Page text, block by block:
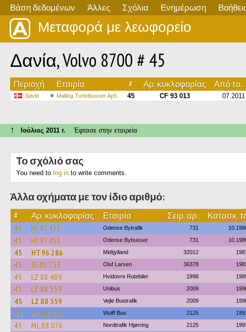
Βάση δεδομένων Άλλες Σχόλια Ενημέρωση
Μεταφορά με λεωφορείο
Δανία, Volvo 8700 # 45
Περιοχή Εταιρία # Αρ. κυκλοφορίας Από το...
Δανία Malling Turistbusser ApS 45 CF 93 013 07.2011
↑ Ιούλιος 2011 г. Έφτασε στην εταιρεία
Το σχόλιό σας
You need to log in to write comments.
Άλλα οχήματα με τον ίδιο αριθμό:
# Αρ. κυκλοφορίας Εταιρία Σειρ. αρ. Κατασκ.
45 HJ 97 451 Odense Bytrafik 731
45 HJ 97 451 Odense Bybusser 731
45 HT 96 286 Midtjylland 32012
45 JE 91 753 Oluf Larsen 36378
45 LZ 88 489 Hvidovre Rutebiler 1998
45 LZ 88 559 Unibus 2009
45 LZ 88 559 Vejle Bustrafik 2009
45 ML 88 076 Wulff Bus 2125
45 ML 88 076 Nordtrafik Hjørring 2125